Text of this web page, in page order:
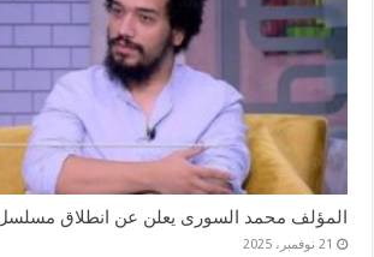
المؤلف محمد السورى يعلن عن انطلاق مسلسل
21 نوفمبر، 2025